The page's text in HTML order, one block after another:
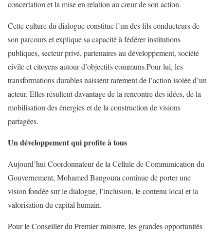
concertation et la mise en relation au cœur de son action.
Cette culture du dialogue constitue l’un des fils conducteurs de
son parcours et explique sa capacité à fédérer institutions
publiques, secteur privé, partenaires au développement, société
civile et citoyens autour d’objectifs communs.Pour lui, les
transformations durables naissent rarement de l’action isolée d’un
acteur. Elles résultent davantage de la rencontre des idées, de la
mobilisation des énergies et de la construction de visions
partagées.
Un développement qui profite à tous
Aujourd’hui Coordonnateur de la Cellule de Communication du
Gouvernement, Mohamed Bangoura continue de porter une
vision fondée sur le dialogue, l’inclusion, le contenu local et la
valorisation du capital humain.
PourleConseiller du Premier ministre, les grandes opportunités